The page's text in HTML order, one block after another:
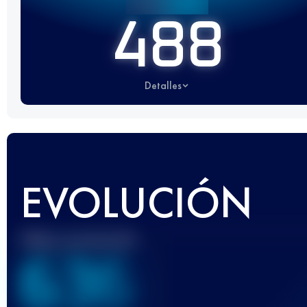
488
Detalles
EVOLUCIÓN
636